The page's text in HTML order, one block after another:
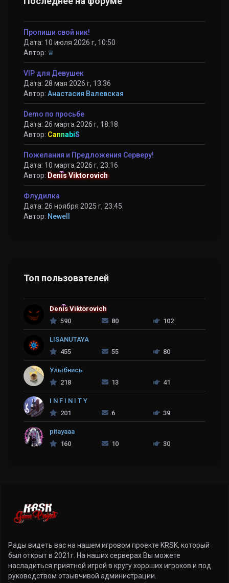
Пропиши свой ник!
Дата: 10 июля 2026 г, 10:50
Автор: ♕
VIP для Девушек
Дата: 28 мая 2026 г, 13:36
Автор: Анастасия Валевская
Demo по просьбе
Дата: 26 марта 2026 г, 18:18
Автор: CannabiS
Пожелания и Предложения Серверу!
Дата: 10 марта 2026 г, 23:16
Автор: Denis Viktorovich
Флудилка
Дата: 26 ноября 2025 г, 23:45
Автор: Newell
Топ пользователей
Denis Viktorovich
590
80 102
LISANUTAYA
455
55 80
Улыбнись
218
13 41
I N F I N I T Y
201
6 39
pitayaaa
160
10 30
Рады видеть вас на нашем игровом проекте KRSK, который
был открыт в 2021г. На наших серверах Вы можете
насладиться приятной игрой в кругу хороших игроков и под
руководством отзывчивой администрации.